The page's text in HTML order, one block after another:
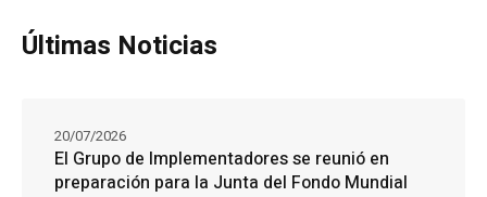
Últimas Noticias
El Grupo de Implementadores se reunió en
preparación para la Junta del Fondo Mundial
20/07/2026